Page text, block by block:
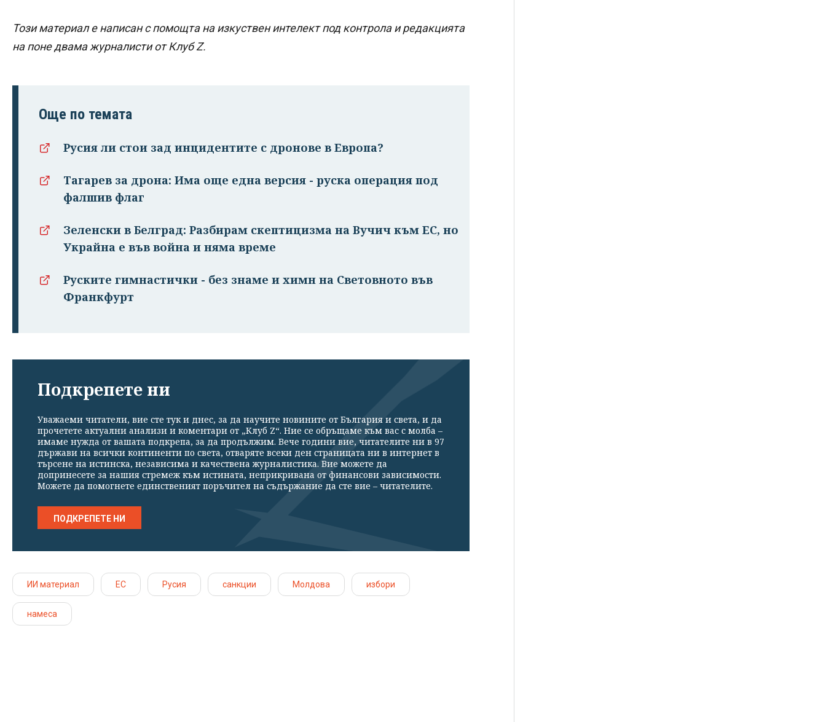
Този материал е написан с помощта на изкуствен интелект под контрола и редакцията
на поне двама журналисти от Клуб Z.
Още по темата
Русия ли стои зад инцидентите с дронове в Европа?
Тагарев за дрона: Има още една версия - руска операция под
фалшив флаг
Зеленски в Белград: Разбирам скептицизма на Вучич към ЕС, но
Украйна е във война и няма време
Руските гимнастички - без знаме и химн на Световното във
Франкфурт
Подкрепете ни
Уважаеми читатели, вие сте тук и днес, за да научите новините от България и света, и да
прочетете актуални анализи и коментари от „Клуб Z“. Ние се обръщаме към вас с молба –
имаме нужда от вашата подкрепа, за да продължим. Вече години вие, читателите ни в 97
държави на всички континенти по света, отваряте всеки ден страницата ни в интернет в
търсене на истинска, независима и качествена журналистика. Вие можете да
допринесете за нашия стремеж към истината, неприкривана от финансови зависимости.
Можете да помогнете единственият поръчител на съдържание да сте вие – читателите.
ПОДКРЕПЕТЕ НИ
ИИ материал ЕС Русия санкции Молдова избори
намеса